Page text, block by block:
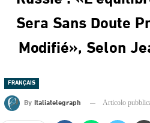
Sera Sans Doute
Modifié», Selon
FRANÇAIS
By Italiatelegraph Articolo